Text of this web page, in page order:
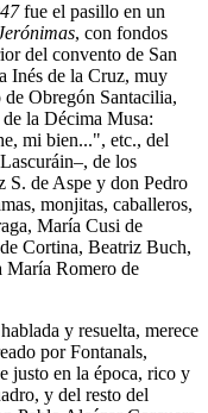
fue el pasillo en un
, con fondos
del convento de San
Inés de la Cruz, muy
Obregón Santacilia,
la Décima Musa:
mi bien...", etc., del
de los
S. de Aspe y don Pedro
monjitas, caballeros,
María Cusi de
Cortina, Beatriz Buch,
María Romero de
y resuelta, merece
por Fontanals,
justo en la época, rico y
y del resto del